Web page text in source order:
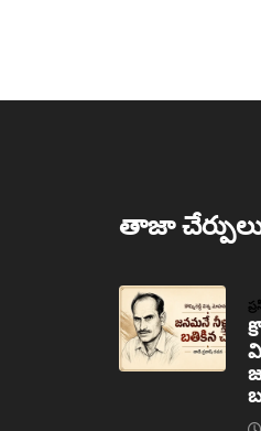
తాజా